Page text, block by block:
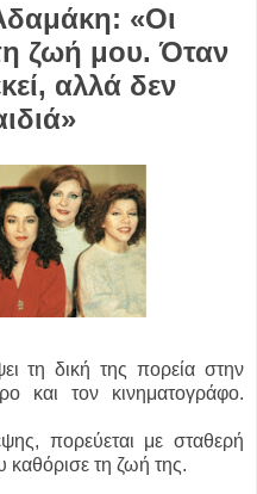
«Οι
ζωή μου. Όταν
αλλά δεν
τη δική της πορεία στην
και τον κινηματογράφο.
πορεύεται με σταθερή
καθόρισε τη ζωή της.